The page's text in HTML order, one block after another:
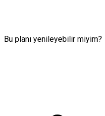
Bu planı yenileyebilir miyim?